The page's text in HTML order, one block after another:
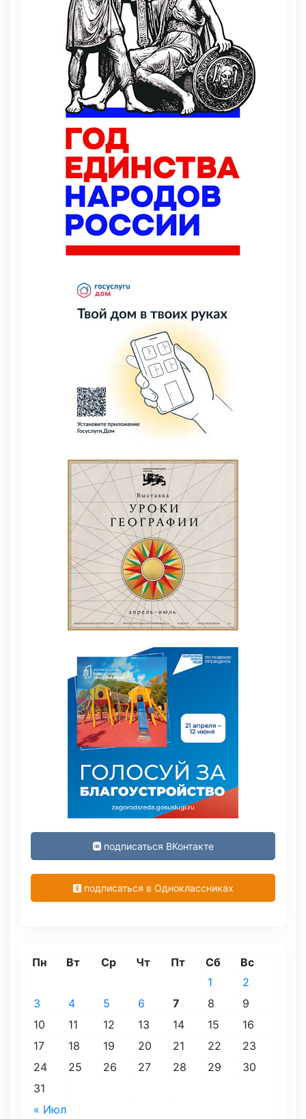
подписаться ВКонтакте
подписаться в Одноклассниках
Пн Вт Ср Чт Пт Сб Вс
« Июл
1
2
3
4 5 6 7 8
9
10
11 12 13 14 15
16
17
18 19 20 21 22
23
24
25 26 27 28 29
30
31